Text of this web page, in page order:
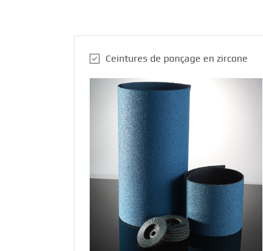
Ceintures de ponçage en zircone